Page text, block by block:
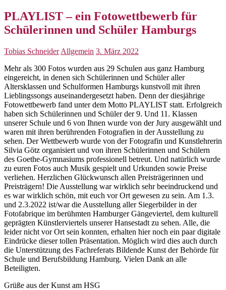
PLAYLIST – ein Fotowettbewerb für
Schülerinnen und Schüler Hamburgs
Tobias Schneider Allgemein 3. März 2022
Mehr als 300 Fotos wurden aus 29 Schulen aus ganz Hamburg
eingereicht, in denen sich Schülerinnen und Schüler aller
Altersklassen und Schulformen Hamburgs kunstvoll mit ihren
Lieblingssongs auseinandergesetzt haben. Denn der diesjährige
Fotowettbewerb fand unter dem Motto PLAYLIST statt. Erfolgreich
haben sich Schülerinnen und Schüler der 9. Und 11. Klassen
unserer Schule und 6 von Ihnen wurde von der Jury ausgewählt und
waren mit ihren berührenden Fotografien in der Ausstellung zu
sehen. Der Wettbewerb wurde von der Fotografin und Kunstlehrerin
Silvia Götz organisiert und von ihren Schülerinnen und Schülern
des Goethe-Gymnasiums professionell betreut. Und natürlich wurde
zu euren Fotos auch Musik gespielt und Urkunden sowie Preise
verliehen. Herzlichen Glückwunsch allen Preisträgerinnen und
Preisträgern! Die Ausstellung war wirklich sehr beeindruckend und
es war wirklich schön, mit euch vor Ort gewesen zu sein. Am 1.3.
und 2.3.2022 ist/war die Ausstellung aller Siegerbilder in der
Fotofabrique im berühmten Hamburger Gängeviertel, dem kulturell
geprägten Künstlerviertels unserer Hansestadt zu sehen. Alle, die
leider nicht vor Ort sein konnten, erhalten hier noch ein paar digitale
Eindrücke dieser tollen Präsentation. Möglich wird dies auch durch
die Unterstützung des Fachreferats Bildende Kunst der Behörde für
Schule und Berufsbildung Hamburg. Vielen Dank an alle
Beteiligten.
Grüße aus der Kunst am HSG